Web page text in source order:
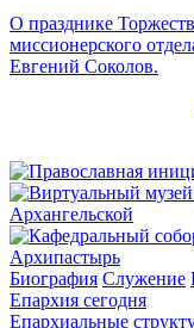
О празднике
миссионерского
Евгений Соколов.
Архипастырь
Биография Служение
Епархия сегодня
Епархиальные